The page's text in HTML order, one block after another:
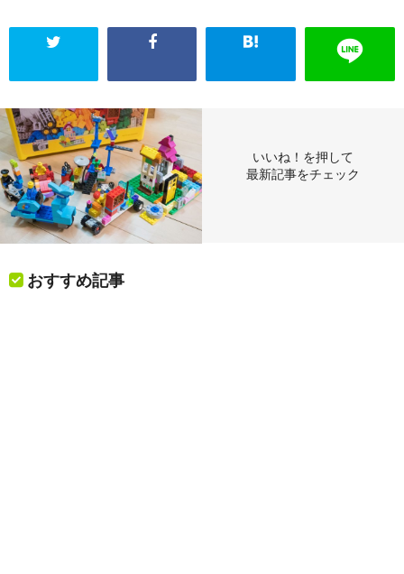
いいね！を押して
最新記事をチェック
おすすめ記事